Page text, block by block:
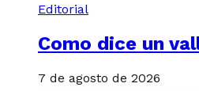
Editorial
Como dice un
7 de agosto de 2026